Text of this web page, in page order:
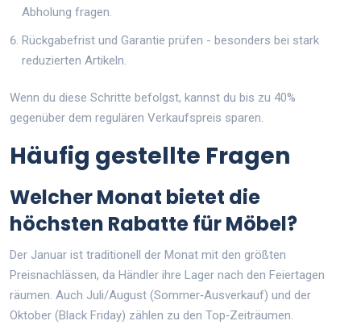
Abholung fragen.
Rückgabefrist und Garantie prüfen - besonders bei stark
reduzierten Artikeln.
Wenn du diese Schritte befolgst, kannst du bis zu 40%
gegenüber dem regulären Verkaufspreis sparen.
Häufig gestellte Fragen
Welcher Monat bietet die
höchsten Rabatte für Möbel?
Der Januar ist traditionell der Monat mit den größten
Preisnachlässen, da Händler ihre Lager nach den Feiertagen
räumen. Auch Juli/August (Sommer‑Ausverkauf) und der
Oktober (Black Friday) zählen zu den Top‑Zeiträumen.